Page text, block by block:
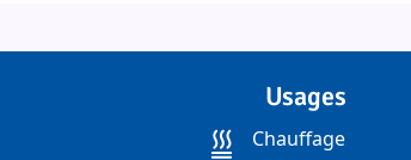
Usages
Chauffage